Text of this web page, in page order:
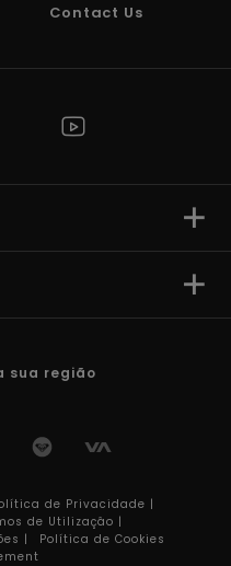
Contact Us
sua região
de Privacidade |
de Utilizaçâo |
|
Política de Cookies